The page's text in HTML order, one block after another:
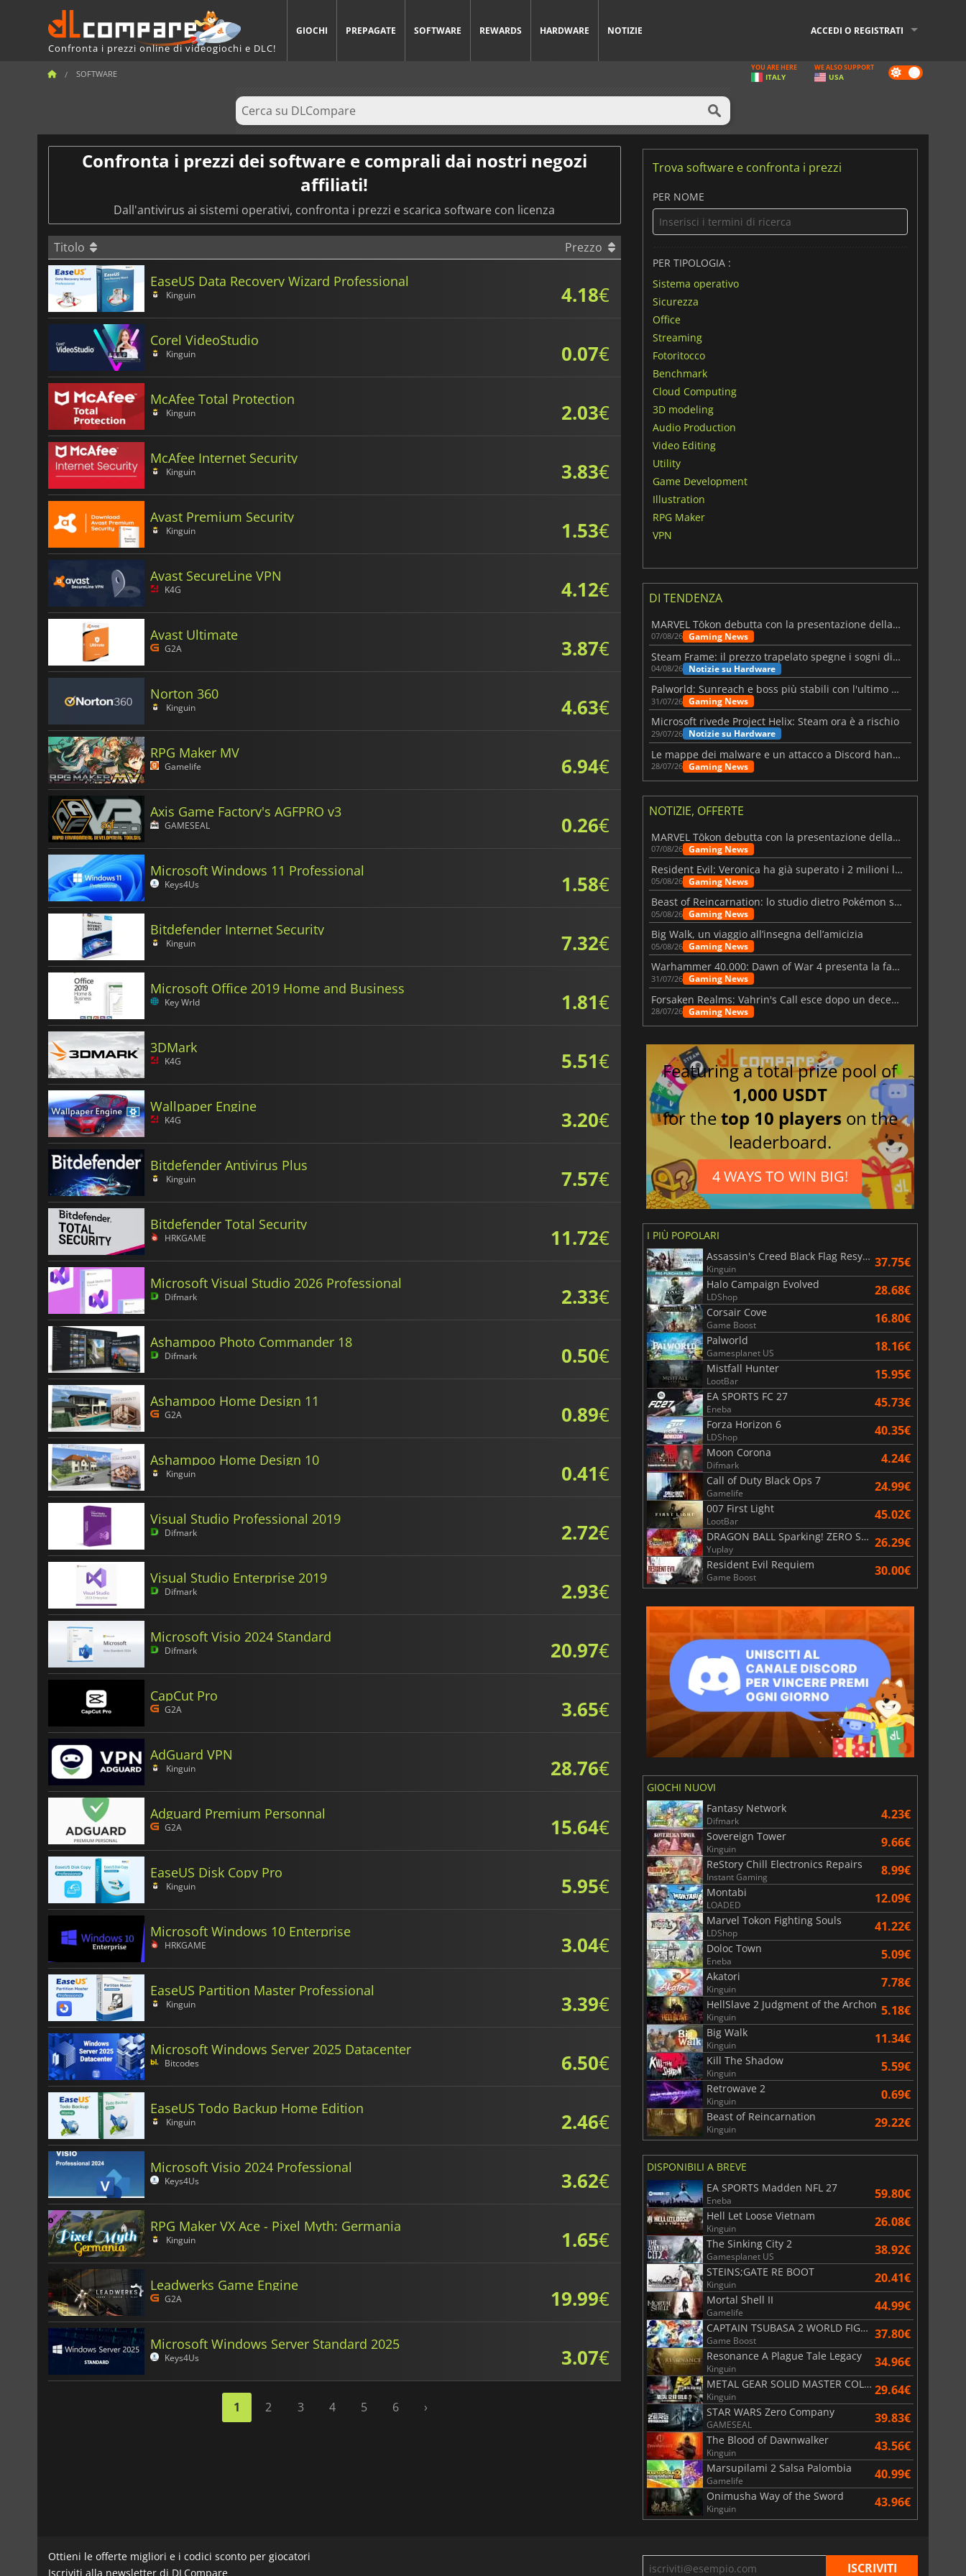
Confronta i prezzi online di videogiochi e DLC!
GIOCHI PREPAGATE SOFTWARE REWARDS HARDWARE NOTIZIE ACCEDI O REGISTRATI
SOFTWARE Dark
mode
YOU ARE HERE
ITALY
WE ALSO SUPPORT
USA
Confronta i prezzi dei software e comprali dai nostri negozi
affiliati!
Dall'antivirus ai sistemi operativi, confronta i prezzi e scarica software con licenza
Titolo Prezzo
EaseUS Data Recovery Wizard Professional
Kinguin 4.18€
Corel VideoStudio
Kinguin 0.07€
McAfee Total Protection
Kinguin 2.03€
McAfee Internet Security
Kinguin 3.83€
Avast Premium Security
Kinguin 1.53€
Avast SecureLine VPN
K4G 4.12€
Avast Ultimate
G2A 3.87€
Norton 360
Kinguin 4.63€
RPG Maker MV
Gamelife 6.94€
Axis Game Factory's AGFPRO v3
GAMESEAL 0.26€
Microsoft Windows 11 Professional
Keys4Us 1.58€
Bitdefender Internet Security
Kinguin 7.32€
Microsoft Office 2019 Home and Business
Key Wrld 1.81€
3DMark
K4G 5.51€
Wallpaper Engine
K4G 3.20€
Bitdefender Antivirus Plus
Kinguin 7.57€
Bitdefender Total Security
HRKGAME 11.72€
Microsoft Visual Studio 2026 Professional
Difmark 2.33€
Ashampoo Photo Commander 18
Difmark 0.50€
Ashampoo Home Design 11
G2A 0.89€
Ashampoo Home Design 10
Kinguin 0.41€
Visual Studio Professional 2019
Difmark 2.72€
Visual Studio Enterprise 2019
Difmark 2.93€
Microsoft Visio 2024 Standard
Difmark 20.97€
CapCut Pro
G2A 3.65€
AdGuard VPN
Kinguin 28.76€
Adguard Premium Personnal
G2A 15.64€
EaseUS Disk Copy Pro
Kinguin 5.95€
Microsoft Windows 10 Enterprise
HRKGAME 3.04€
EaseUS Partition Master Professional
Kinguin 3.39€
Microsoft Windows Server 2025 Datacenter
Bitcodes 6.50€
EaseUS Todo Backup Home Edition
Kinguin 2.46€
Microsoft Visio 2024 Professional
Keys4Us 3.62€
RPG Maker VX Ace - Pixel Myth: Germania
Kinguin 1.65€
Leadwerks Game Engine
G2A 19.99€
Microsoft Windows Server Standard 2025
Keys4Us 3.07€
1 2 3 4 5 6 ›
Trova software e confronta i prezzi
PER NOME
PER TIPOLOGIA :
Sistema operativo
Sicurezza
Office
Streaming
Fotoritocco
Benchmark
Cloud Computing
3D modeling
Audio Production
Video Editing
Utility
Game Development
Illustration
RPG Maker
VPN
DI TENDENZA
MARVEL Tōkon debutta con la presentazione della roadmap per il primo anno
07/08/26 Gaming News
Steam Frame: il prezzo trapelato spegne i sogni di un VR economico
04/08/26 Notizie su Hardware
Palworld: Sunreach e boss più stabili con l'ultimo update
31/07/26 Gaming News
Microsoft rivede Project Helix: Steam ora è a rischio
29/07/26 Notizie su Hardware
Le mappe dei malware e un attacco a Discord hanno colpito Meccha Chameleon
28/07/26 Gaming News
NOTIZIE, OFFERTE
MARVEL Tōkon debutta con la presentazione della roadmap per il primo anno
07/08/26 Gaming News
Resident Evil: Veronica ha già superato i 2 milioni liste dei desideri
05/08/26 Gaming News
Beast of Reincarnation: lo studio dietro Pokémon su una nuova strada
05/08/26 Gaming News
Big Walk, un viaggio all’insegna dell’amicizia
05/08/26 Gaming News
Warhammer 40.000: Dawn of War 4 presenta la fazione dei Necron
31/07/26 Gaming News
Forsaken Realms: Vahrin's Call esce dopo un decennio di sviluppo
28/07/26 Gaming News
Featuring a total prize pool of
1,000 USDT
for thetop 10 players on the
leaderboard.
4 WAYS TO WIN BIG!
I PIÙ POPOLARI
Assassin's Creed Black Flag Resynced
Kinguin 37.75€
Halo Campaign Evolved
LDShop 28.68€
Corsair Cove
Game Boost 16.80€
Palworld
Gamesplanet US 18.16€
Mistfall Hunter
LootBar 15.95€
EA SPORTS FC 27
Eneba 45.73€
Forza Horizon 6
LDShop 40.35€
Moon Corona
Difmark 4.24€
Call of Duty Black Ops 7
Gamelife 24.99€
007 First Light
LootBar 45.02€
DRAGON BALL Sparking! ZERO Super Limit Breaking NEO
Yuplay 26.29€
Resident Evil Requiem
Game Boost 30.00€
GIOCHI NUOVI
Fantasy Network
Difmark 4.23€
Sovereign Tower
Kinguin 9.66€
ReStory Chill Electronics Repairs
Instant Gaming 8.99€
Montabi
LOADED 12.09€
Marvel Tokon Fighting Souls
LDShop 41.22€
Doloc Town
Eneba 5.09€
Akatori
Kinguin 7.78€
HellSlave 2 Judgment of the Archon
Kinguin 5.18€
Big Walk
Kinguin 11.34€
Kill The Shadow
Kinguin 5.59€
Retrowave 2
Kinguin 0.69€
Beast of Reincarnation
Kinguin 29.22€
DISPONIBILI A BREVE
EA SPORTS Madden NFL 27
Eneba 59.80€
Hell Let Loose Vietnam
Kinguin 26.08€
The Sinking City 2
Gamesplanet US 38.92€
STEINS;GATE RE BOOT
Kinguin 20.41€
Mortal Shell II
Gamelife 44.99€
CAPTAIN TSUBASA 2 WORLD FIGHTERS
Game Boost 37.80€
Resonance A Plague Tale Legacy
Kinguin 34.96€
METAL GEAR SOLID MASTER COLLECTION Vol.2
Kinguin 29.64€
STAR WARS Zero Company
GAMESEAL 39.83€
The Blood of Dawnwalker
Kinguin 43.56€
Marsupilami 2 Salsa Palombia
Gamelife 40.99€
Onimusha Way of the Sword
Kinguin 43.96€
Ottieni le offerte migliori e i codici sconto per giocatori
Iscriviti alla newsletter di DLCompare